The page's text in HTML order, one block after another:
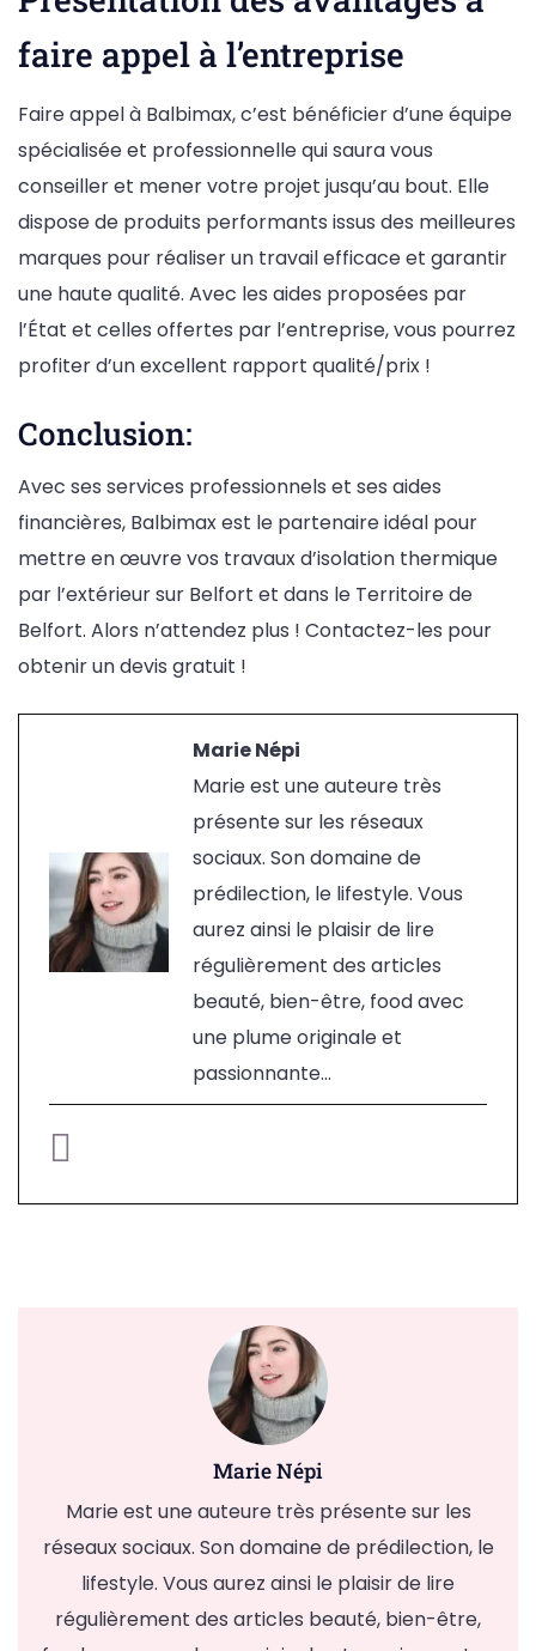
faire appel à l’entreprise
Faire appel à Balbimax, c’est bénéficier d’une équipe
spécialisée et professionnelle qui saura vous
conseiller et mener votre projet jusqu’au bout. Elle
dispose de produits performants issus des meilleures
marques pour réaliser un travail efficace et garantir
une haute qualité. Avec les aides proposées par
l’État et celles offertes par l’entreprise, vous pourrez
profiter d’un excellent rapport qualité/prix !
Conclusion:
Avec ses services professionnels et ses aides
financières, Balbimax est le partenaire idéal pour
mettre en œuvre vos travaux d’isolation thermique
par l’extérieur sur Belfort et dans le Territoire de
Belfort. Alors n’attendez plus ! Contactez-les pour
obtenir un devis gratuit !
Marie Népi
Marie est une auteure très
présente sur les réseaux
sociaux. Son domaine de
prédilection, le lifestyle. Vous
aurez ainsi le plaisir de lire
régulièrement des articles
beauté, bien-être, food avec
une plume originale et
passionnante...
Marie Népi
Marie est une auteure très présente sur les
réseaux sociaux. Son domaine de prédilection, le
lifestyle. Vous aurez ainsi le plaisir de lire
régulièrement des articles beauté, bien-être,